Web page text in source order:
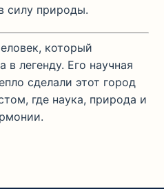
силу природы.
который
в легенду. Его научная
сделали этот город
где наука, природа и